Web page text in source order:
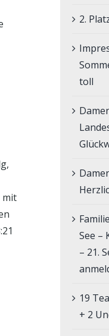
mit
2.
toll
See –
– 21.
19
+ 2